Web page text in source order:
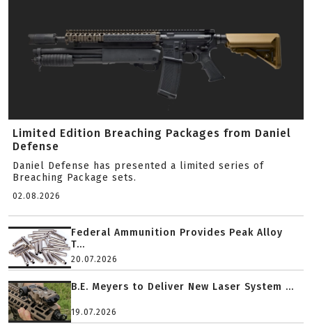
Limited Edition Breaching Packages from Daniel
Defense
Daniel Defense has presented a limited series of
Breaching Package sets.
02.08.2026
Federal Ammunition Provides Peak Alloy
T...
20.07.2026
B.E. Meyers to Deliver New Laser System ...
19.07.2026